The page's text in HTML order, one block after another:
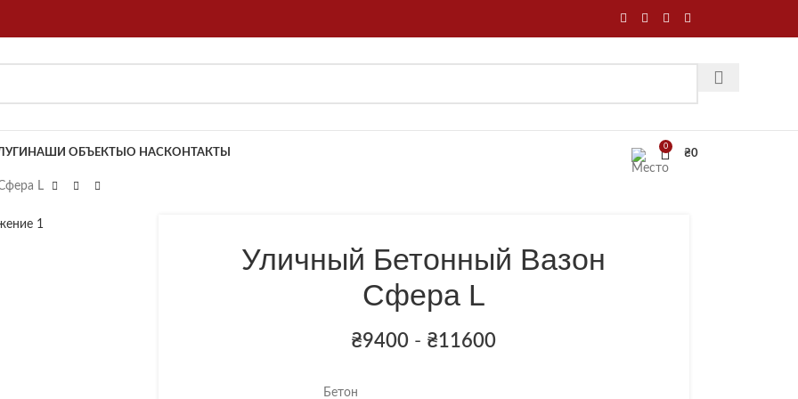
НАШИ ОБЪЕКТЫ О НАСКОНТАКТЫ
0
₴0
L
Уличный Бетонный Вазон
Сфера L
₴9400 - ₴11600
Бетон